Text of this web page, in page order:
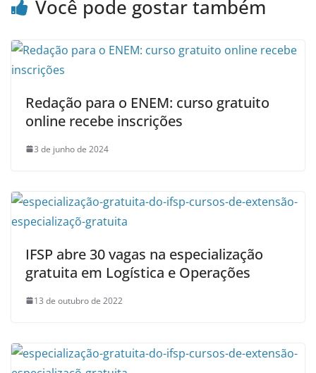
Você pode gostar também
Redação para o ENEM: curso gratuito
online recebe inscrições
3 de junho de 2024
IFSP abre 30 vagas na especialização
gratuita em Logística e Operações
13 de outubro de 2022